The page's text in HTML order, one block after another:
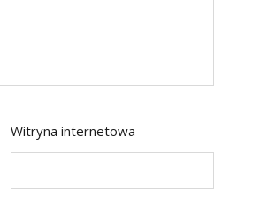
Witryna internetowa